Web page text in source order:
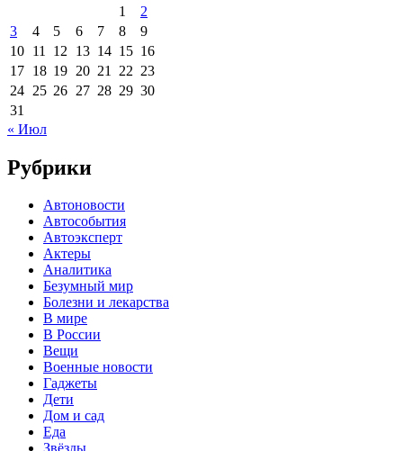
1
2
3
4 5 6 7 8
9
10 11 12 13 14 15 16
17 18 19 20 21 22 23
24 25 26 27 28 29 30
31
« Июл
Рубрики
Автоновости
Автособытия
Автоэксперт
Актеры
Аналитика
Безумный мир
Болезни и лекарства
В мире
В России
Вещи
Военные новости
Гаджеты
Дети
Дом и сад
Еда